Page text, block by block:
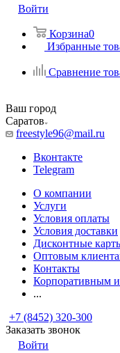
Войти
Корзина0
Избранные
Сравнение
Ваш город
Саратов
freestyle96@mail.ru
Вконтакте
Telegram
О компании
Услуги
Условия оплаты
Условия доставки
Дисконтные
Оптовым
Контакты
Корпоративным
...
+7 (8452) 320-300
Заказать звонок
Войти